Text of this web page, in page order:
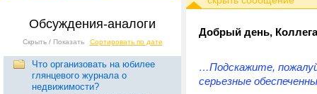
Обсуждения-аналоги
Скрыть / Показать Сортировать по дате
Что организовать на юбилее
глянцевого журнала о
недвижимости?
Добрый день,
…Подскажите,
серьезные